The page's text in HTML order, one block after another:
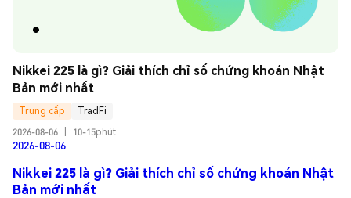
Nikkei 225 là gì? Giải thích chỉ số chứng khoán Nhật
Bản mới nhất
Trung cấp
TradFi
2026-08-06
10-15phút
2026-08-06
Nikkei 225 là gì? Giải thích chỉ số chứng khoán Nhật
Bản mới nhất